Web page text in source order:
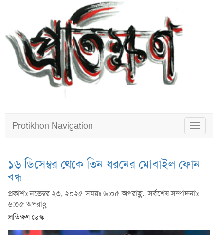
Toggle
Protikhon Navigation
১৬ ডিসেম্বর থেকে তিন ধরনের মোবাইল ফোন
বন্ধ
প্রকাশঃ নভেম্বর ২৩, ২০২৫ সময়ঃ ৬:০৫ অপরাহ্ণ.. সর্বশেষ সম্পাদনাঃ
৬:০৫ অপরাহ্ণ
প্রতিক্ষণ ডেস্ক